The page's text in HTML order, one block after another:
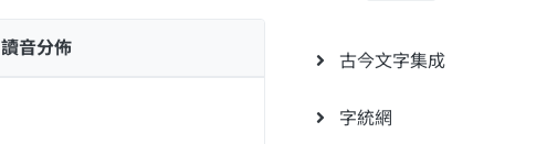
讀音分佈
古今文字集成
字統網